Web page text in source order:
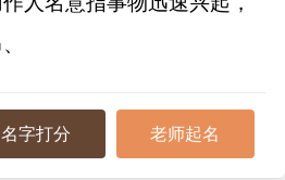
名字打分 老师起名